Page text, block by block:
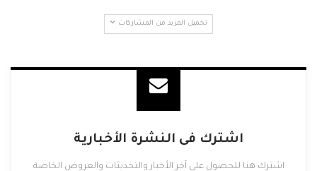
تحميل المزيد من المشاركات
اشترك فى النشرة الأخبارية
اشترك هنا للحصول على آخر الأخبار والتحديثات والعروض الخاصة